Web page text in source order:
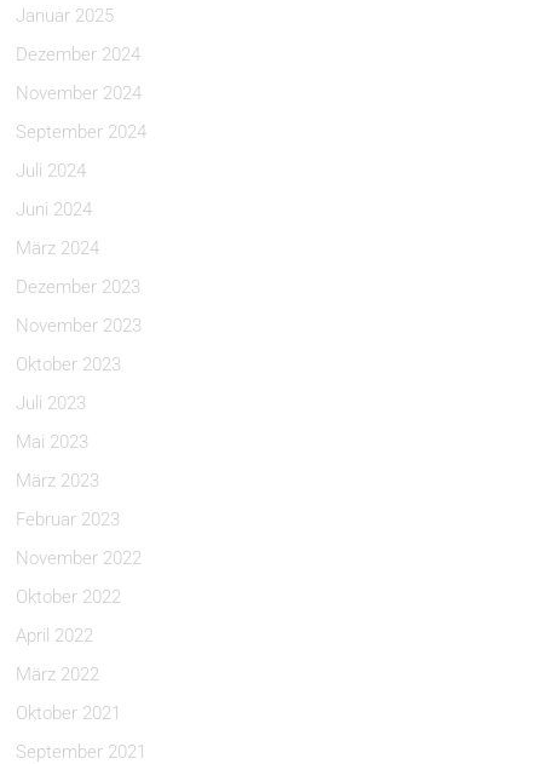
Januar 2025
Dezember 2024
November 2024
September 2024
Juli 2024
Juni 2024
März 2024
Dezember 2023
November 2023
Oktober 2023
Juli 2023
Mai 2023
März 2023
Februar 2023
November 2022
Oktober 2022
April 2022
März 2022
Oktober 2021
September 2021